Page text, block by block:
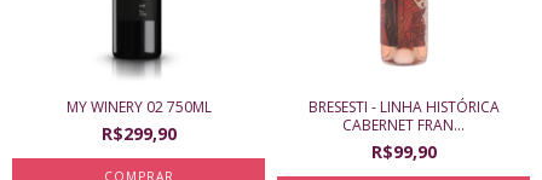
MY WINERY 02 750ML
R$299,90
BRESESTI - LINHA HISTÓRICA
CABERNET FRAN...
R$99,90